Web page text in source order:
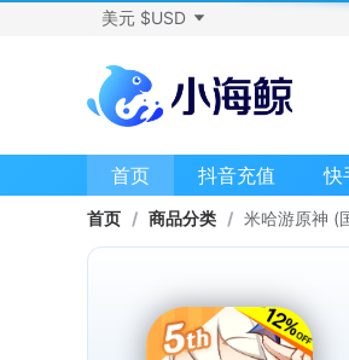
美元 $USD
首页 抖音充值 快
首页 / 商品分类 / 米哈游原神 (